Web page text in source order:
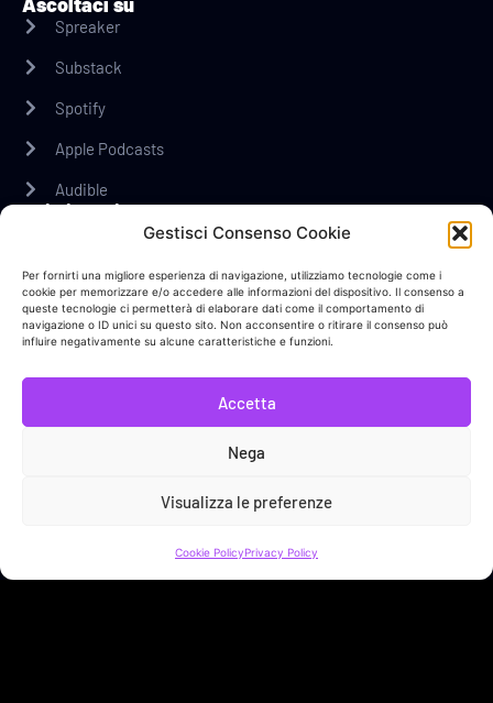
Gestisci Consenso Cookie
Per fornirti una migliore esperienza di navigazione, utilizziamo tecnologie come i
cookie per memorizzare e/o accedere alle informazioni del dispositivo. Il consenso a
queste tecnologie ci permetterà di elaborare dati come il comportamento di
navigazione o ID unici su questo sito. Non acconsentire o ritirare il consenso può
influire negativamente su alcune caratteristiche e funzioni.
Accetta
Nega
Visualizza le preferenze
Cookie PolicyPrivacy Policy
Spreaker
Substack
Spotify
Apple Podcasts
Audible
Chi ci sostiene
Sveja, è un progetto di comunicazione indipendente con il
Periferiacapitale , il programma per Roma della